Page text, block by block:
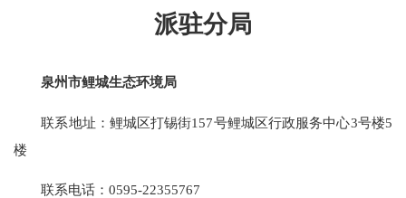
派驻分局
泉州市鲤城生态环境局
联系地址：鲤城区打锡街157号鲤城区行政服务中心3号楼5
楼
联系电话：0595-22355767